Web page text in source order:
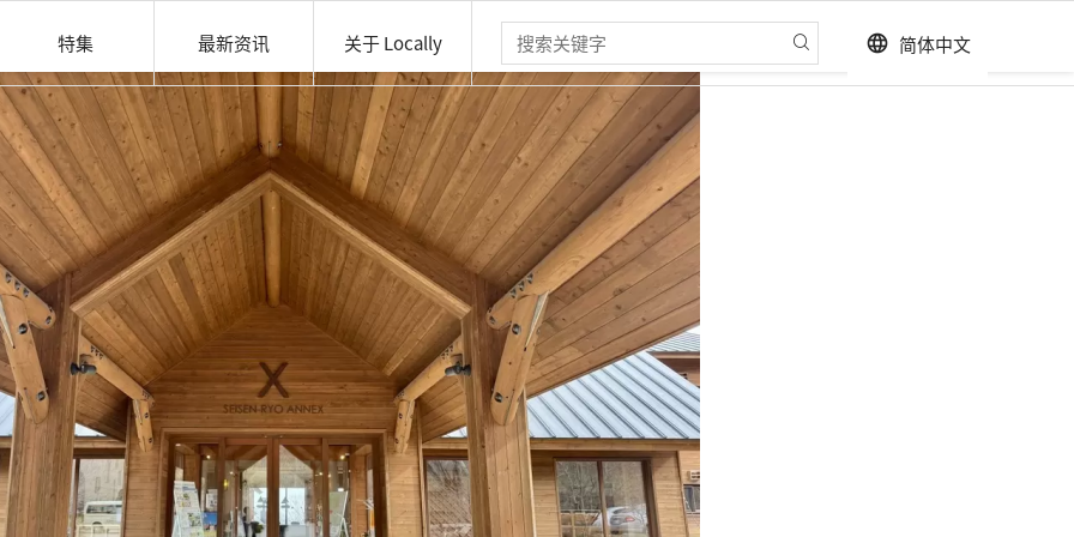
特集 最新资讯 关于 Locally language 简体中文